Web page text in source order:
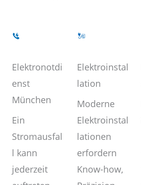
Elektronotdi
enst
München
Ein
Stromausfal
l kann
jederzeit
Elektroinstal
lation
Moderne
Elektroinstal
lationen
erfordern
Know-how,